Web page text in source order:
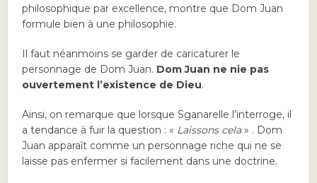
philosophique par excellence, montre que Dom Juan
formule bien à une philosophie.
Il faut néanmoins se garder de caricaturer le
personnage de Dom Juan. Dom Juan ne nie pas
ouvertement l’existence de Dieu.
Ainsi, on remarque que lorsque Sganarelle l’interroge, il
a tendance à fuir la question : « Laissons cela» . Dom
Juan apparaît comme un personnage riche qui ne se
laisse pas enfermer si facilement dans une doctrine.